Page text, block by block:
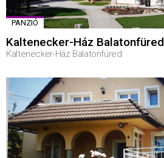
PANZIÓ
Kaltenecker-Ház Balatonfüred
Kaltenecker-Ház Balatonfüred